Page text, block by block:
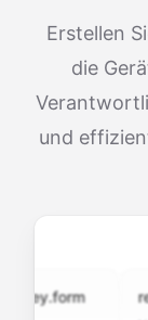
Erstellen
die
und